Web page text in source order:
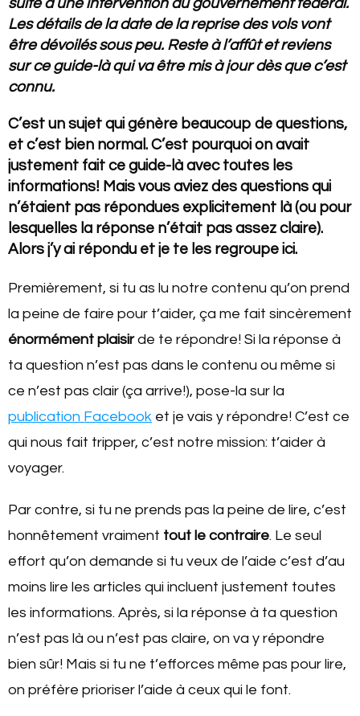
Les détails de la date de la reprise des vols vont
être dévoilés sous peu. Reste à l’affût et reviens
sur ce guide-là qui va être mis à jour dès que c’est
connu.
C’est un sujet qui génère beaucoup de questions,
et c’est bien normal. C’est pourquoi on avait
justement fait ce guide-là avec toutes les
informations! Mais vous aviez des questions qui
n’étaient pas répondues explicitement là (ou pour
lesquelles la réponse n’était pas assez claire).
Alors j’y ai répondu et je te les regroupe ici.
Premièrement, si tu as lu notre contenu qu’on prend
la peine de faire pour t’aider, ça me fait sincèrement
énormément plaisirde te répondre! Si la réponse à
ta question n’est pas dans le contenu ou même si
ce n’est pas clair (ça arrive!), pose-la sur la
publication Facebook et je vais y répondre! C’est ce
qui nous fait tripper, c’est notre mission: t’aider à
voyager.
Par contre, si tu ne prends pas la peine de lire, c’est
honnêtement vraiment tout le contraire. Le seul
effort qu’on demande si tu veux de l’aide c’est d’au
moins lire les articles qui incluent justement toutes
les informations. Après, si la réponse à ta question
n’est pas là ou n’est pas claire, on va y répondre
bien sûr! Mais si tu ne t’efforces même pas pour lire,
on préfère prioriser l’aide à ceux qui le font.